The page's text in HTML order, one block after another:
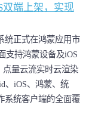
双端上架，实现
统正式在鸿蒙应用市
支持鸿蒙设备及iOS
点量云流实时云渲染
、iOS、鸿蒙、统
系统客户端的全面覆